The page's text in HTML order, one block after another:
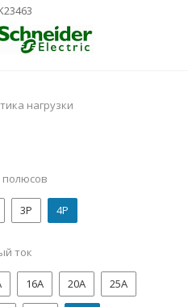
нагрузки
полюсов
3P 4P
ток
16А 20А 25А